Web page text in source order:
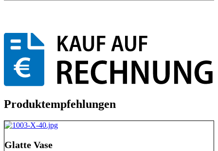
Produktempfehlungen
Glatte Vase